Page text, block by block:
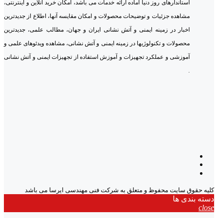
استاندارهای روز دنیا آماده ارائه خدمات می باشد، امکان خرید آنلاین و اینترنتی،
مشاهده جزئیات و توضیحات محصولات و امکان مقایسه آنها، اطلاع از جدیدترین
اخبار در زمینه ایمنی و آتش نشانی ایران و جهان، مطالب علمی، جدیدترین
محصولات و تکنولوژیها در زمینه ایمنی و آتش نشانی، مشاهده ویدئوهای علمی و
آموزشی و عملکرد تجهیزات و آموزش استفاده از تجهیزات ایمنی و آتش نشانی
.
کلیه حقوق سایت محفوظ و متعلق به شرکت فنی مهندسی ایرسا می باشد
دسته بندی ها
close